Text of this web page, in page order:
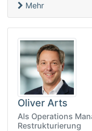
Mehr
Oliver Arts
Als Operations
Restrukturierung